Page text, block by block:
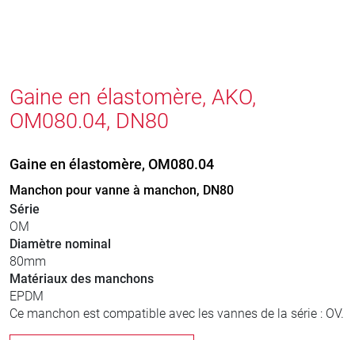
Gaine en élastomère, AKO,
OM080.04, DN80
Gaine en élastomère, OM080.04
Manchon pour vanne à manchon, DN80
Série
OM
Diamètre nominal
80mm
Matériaux des manchons
EPDM
Ce manchon est compatible avec les vannes de la série : OV.